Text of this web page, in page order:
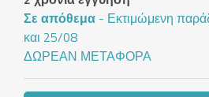
Σε απόθεμα - Εκτιμώμενη
και 25/08
ΔΩΡΕΆΝ ΜΕΤΑΦΟΡΆ